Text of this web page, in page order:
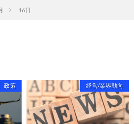
16日
政策 経営/業界動向